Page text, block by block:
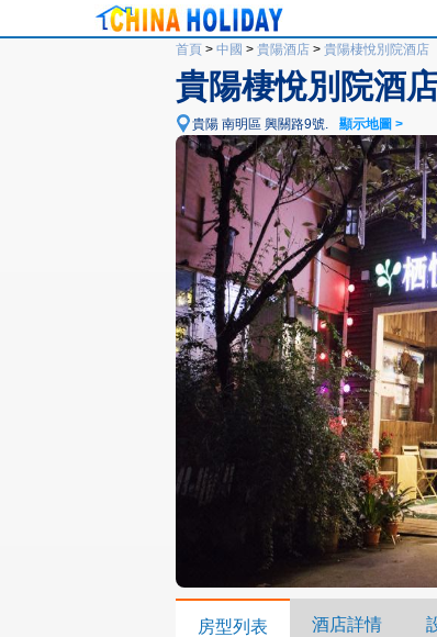
首頁> 中國 > 貴陽酒店> 貴陽棲悅別院酒店
貴陽棲悅別院酒
貴陽 南明區 興關路9號. 顯示地圖 >
房型列表 酒店詳情